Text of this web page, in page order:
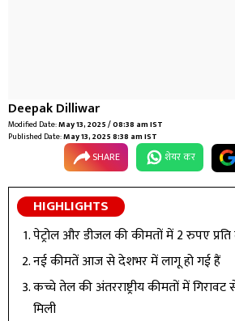
Deepak Dilliwar
Modified Date:May 13, 2025 / 08:38 am IST
Published Date:May 13, 2025 8:38 am IST
SHARE शेयर कर
HIGHLIGHTS
पेट्रोल और डीजल की कीमतों में 2 रुपए
नई कीमतें आज से देशभर में लागू हो गई हैं
कच्चे तेल की अंतरराष्ट्रीय कीमतों में
मिली